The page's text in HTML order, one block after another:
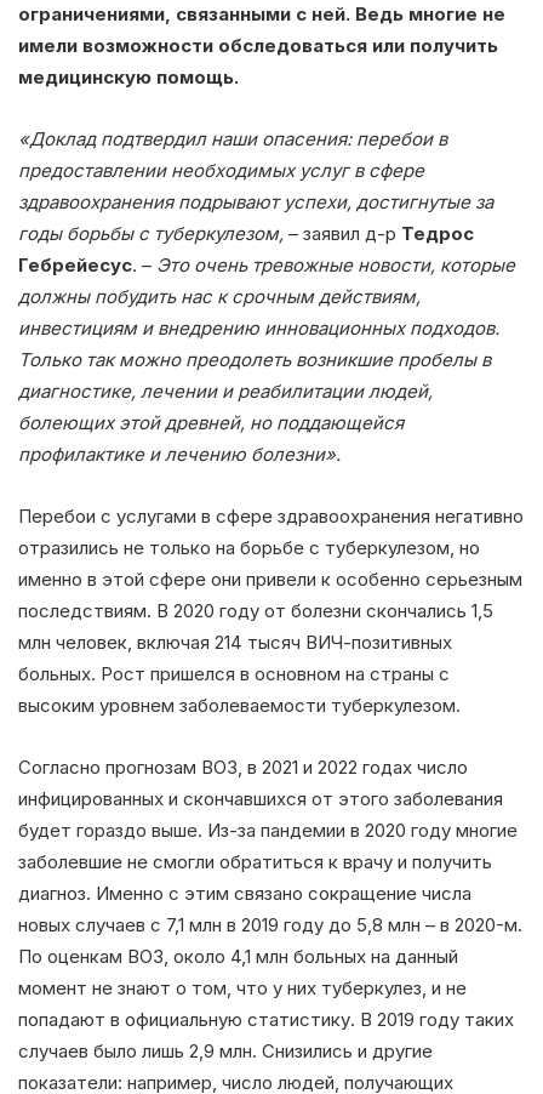
ограничениями, связанными с ней. Ведь многие не
имели возможности обследоваться или получить
медицинскую помощь.
«Доклад подтвердил наши опасения: перебои в
предоставлении необходимых услуг в сфере
здравоохранения подрывают успехи, достигнутые за
годы борьбы с туберкулезом, – заявил д-р Тедрос
Гебрейесус. – Это очень тревожные новости, которые
должны побудить нас к срочным действиям,
инвестициям и внедрению инновационных подходов.
Только так можно преодолеть возникшие пробелы в
диагностике, лечении и реабилитации людей,
болеющих этой древней, но поддающейся
профилактике и лечению болезни».
Перебои с услугами в сфере здравоохранения негативно
отразились не только на борьбе с туберкулезом, но
именно в этой сфере они привели к особенно серьезным
последствиям. В 2020 году от болезни скончались 1,5
млн человек, включая 214 тысяч ВИЧ-позитивных
больных. Рост пришелся в основном на страны с
высоким уровнем заболеваемости туберкулезом.
Согласно прогнозам ВОЗ, в 2021 и 2022 годах число
инфицированных и скончавшихся от этого заболевания
будет гораздо выше. Из-за пандемии в 2020 году многие
заболевшие не смогли обратиться к врачу и получить
диагноз. Именно с этим связано сокращение числа
новых случаев с 7,1 млн в 2019 году до 5,8 млн – в 2020-м.
По оценкам ВОЗ, около 4,1 млн больных на данный
момент не знают о том, что у них туберкулез, и не
попадают в официальную статистику. В 2019 году таких
случаев было лишь 2,9 млн. Снизились и другие
показатели: например, число людей, получающих